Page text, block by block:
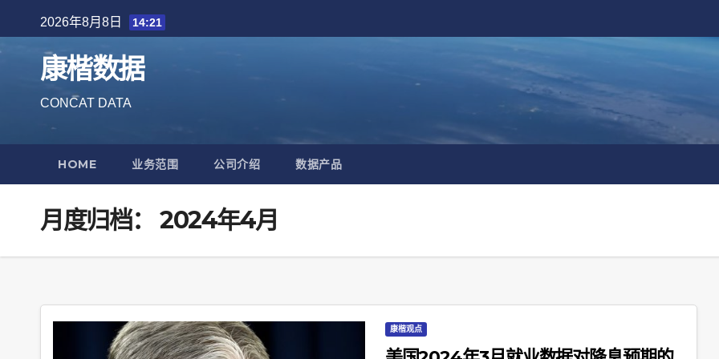
to
2026年8月8日 14:21
康楷数据
CONCAT DATA
HOME 业务范围 公司介绍 数据产品
月度归档： 2024年4月
康楷观点